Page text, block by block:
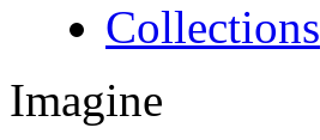
Collections
Imagine